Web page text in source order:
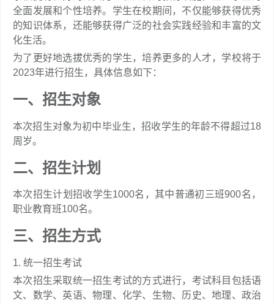
全面发展和个性培养。学生在校期间，不仅能够获得优秀
的知识体系，还能够获得广泛的社会实践经验和丰富的文
化生活。
为了更好地选拔优秀的学生，培养更多的人才，学校将于
2023年进行招生，具体信息如下：
一、招生对象
本次招生对象为初中毕业生，招收学生的年龄不得超过18
周岁。
二、招生计划
本次招生计划招收学生1000名，其中普通初三班900名，
职业教育班100名。
三、招生方式
1. 统一招生考试
本次招生采取统一招生考试的方式进行，考试科目包括语
文、数学、英语、物理、化学、生物、历史、地理、政治